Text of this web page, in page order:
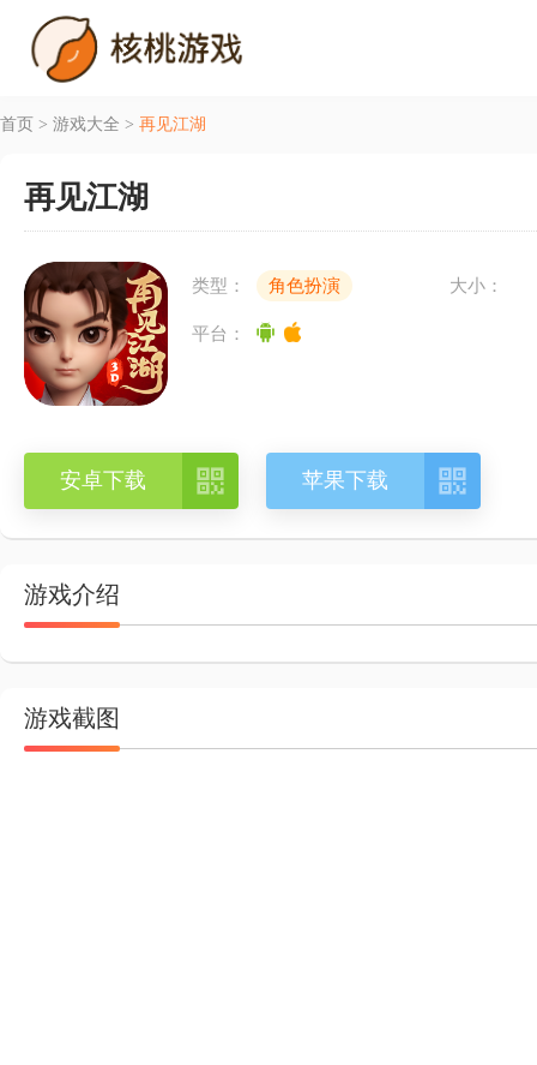
首页 > 游戏大全 > 再见江湖
再见江湖
类型： 角色扮演 大小：
平台：
安卓下载  苹果下载 
游戏介绍
游戏截图